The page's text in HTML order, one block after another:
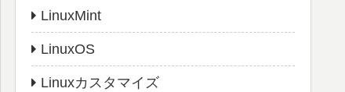
LinuxMint
LinuxOS
Linuxカスタマイズ